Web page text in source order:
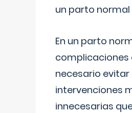
un parto normal
En un parto
complicaciones
necesario evitar
intervenciones
innecesarias